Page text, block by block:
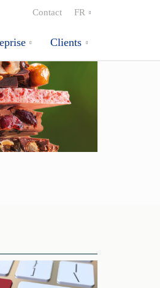
Clients
Contact FR